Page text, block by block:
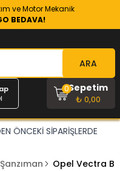
ve Motor Mekanik
BEDAVA!
ARA
Sepetim
₺ 0,00
0
ÖNCEKİ SİPARİŞLERDE
Opel Vectra B